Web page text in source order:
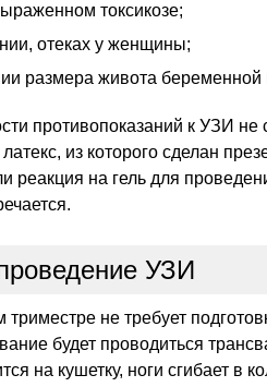
токсикозе;
отеках у женщины;
размера живота беременной
противопоказаний к УЗИ не
из которого сделан
реакция на гель для
УЗИ
не требует
будет проводиться
на кушетку, ноги сгибает в